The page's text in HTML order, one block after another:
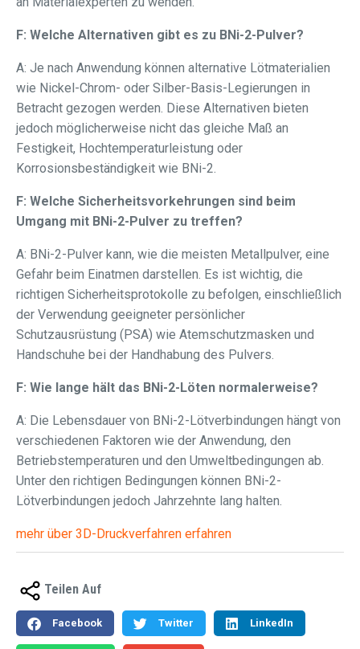
F: Welche Alternativen gibt es zu BNi-2-Pulver?
A: Je nach Anwendung können alternative Lötmaterialien
wie Nickel-Chrom- oder Silber-Basis-Legierungen in
Betracht gezogen werden. Diese Alternativen bieten
jedoch möglicherweise nicht das gleiche Maß an
Festigkeit, Hochtemperaturleistung oder
Korrosionsbeständigkeit wie BNi-2.
F: Welche Sicherheitsvorkehrungen sind beim
Umgang mit BNi-2-Pulver zu treffen?
A: BNi-2-Pulver kann, wie die meisten Metallpulver, eine
Gefahr beim Einatmen darstellen. Es ist wichtig, die
richtigen Sicherheitsprotokolle zu befolgen, einschließlich
der Verwendung geeigneter persönlicher
Schutzausrüstung (PSA) wie Atemschutzmasken und
Handschuhe bei der Handhabung des Pulvers.
F: Wie lange hält das BNi-2-Löten normalerweise?
A: Die Lebensdauer von BNi-2-Lötverbindungen hängt von
verschiedenen Faktoren wie der Anwendung, den
Betriebstemperaturen und den Umweltbedingungen ab.
Unter den richtigen Bedingungen können BNi-2-
Lötverbindungen jedoch Jahrzehnte lang halten.
mehr über 3D-Druckverfahren erfahren
Teilen Auf
Facebook Twitter LinkedIn